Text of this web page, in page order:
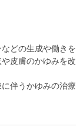
どの生成や働きを
皮膚のかゆみを改
伴うかゆみの治療